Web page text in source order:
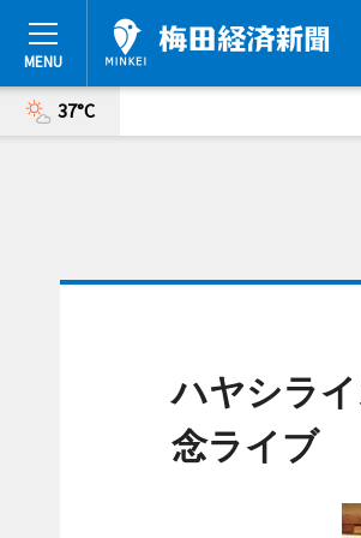
37°C
ハヤシラ
念ライブ